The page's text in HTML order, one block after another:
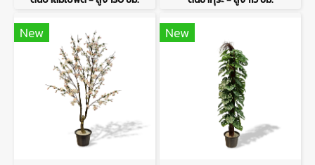
New New